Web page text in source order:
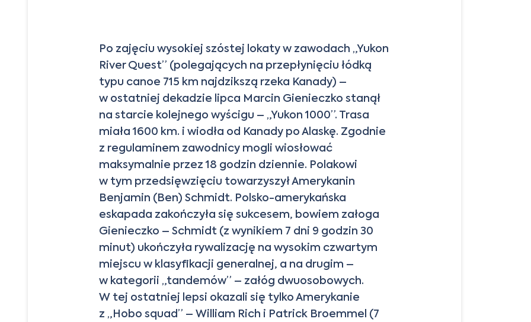
Po zajęciu wysokiej szóstej lokaty w zawodach „Yukon
River Quest” (polegających na przepłynięciu łódką
typu canoe 715 km najdzikszą rzeka Kanady) –
w ostatniej dekadzie lipca Marcin Gienieczko stanął
na starcie kolejnego wyścigu – „Yukon 1000”. Trasa
miała 1600 km. i wiodła od Kanady po Alaskę. Zgodnie
z regulaminem zawodnicy mogli wiosłować
maksymalnie przez 18 godzin dziennie. Polakowi
w tym przedsięwzięciu towarzyszył Amerykanin
Benjamin (Ben) Schmidt. Polsko-amerykańska
eskapada zakończyła się sukcesem, bowiem załoga
Gienieczko – Schmidt (z wynikiem 7 dni 9 godzin 30
minut) ukończyła rywalizację na wysokim czwartym
miejscu w klasyfikacji generalnej, a na drugim –
w kategorii „tandemów” – załóg dwuosobowych.
W tej ostatniej lepsi okazali się tylko Amerykanie
z „Hobo squad” – William Rich i Patrick Broemmel (7